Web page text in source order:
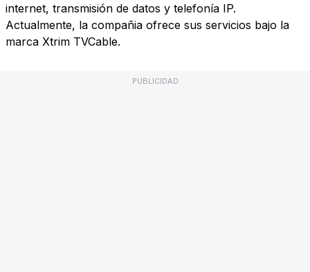
internet, transmisión de datos y telefonía IP.
Actualmente, la compañia ofrece sus servicios bajo la
marca Xtrim TVCable.
PUBLICIDAD